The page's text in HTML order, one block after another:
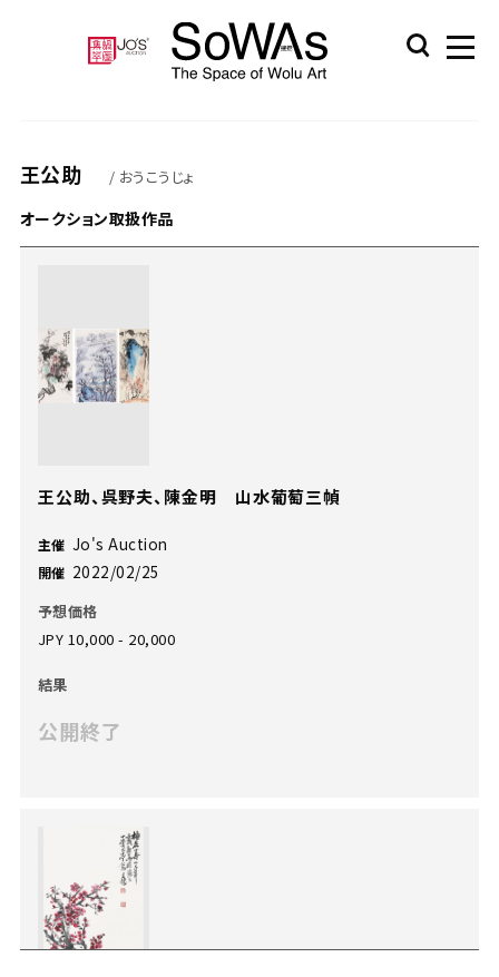
王公助 / おうこうじょ
オークション取扱作品
王公助、呉野夫、陳金明 山水葡萄三幀
主催 Jo's Auction
開催 2022/02/25
予想価格
JPY 10,000 - 20,000
結果
公開終了